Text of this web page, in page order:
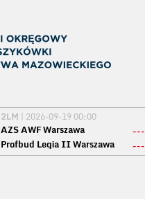
2LM | 2026-09-19 00:00
AZS AWF Warszawa
---
Profbud Legia II Warszawa
---